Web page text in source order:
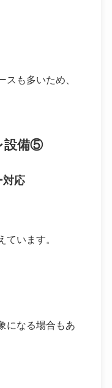
スも多いため、
設備⑤
対応
ています。
になる場合もあ